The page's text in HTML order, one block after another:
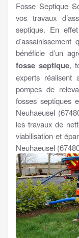
Fosse Septique
vos travaux
septique. En
bénéficie d’un
fosse septique,
experts réalisent
pompes de
fosses septiques
Neuhaeusel
les travaux de
viabilisation et
Neuhaeusel